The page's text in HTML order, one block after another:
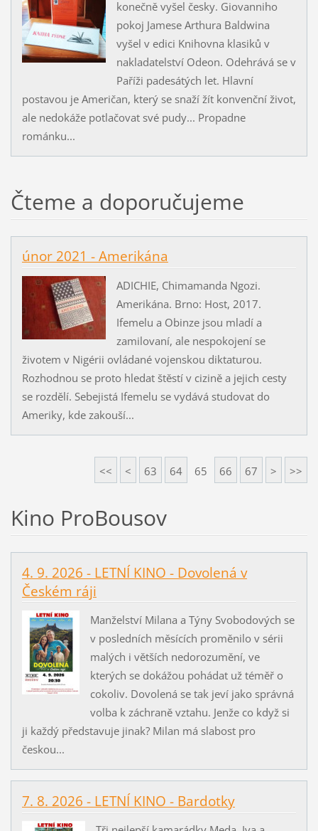
konečně vyšel česky. Giovanniho
pokoj Jamese Arthura Baldwina
vyšel v edici Knihovna klasiků v
nakladatelství Odeon. Odehrává se v
Paříži padesátých let. Hlavní
postavou je Američan, který se snaží žít konvenční život,
ale nedokáže potlačovat své pudy... Propadne
románku...
Čteme a doporučujeme
únor 2021 - Amerikána
ADICHIE, Chimamanda Ngozi.
Amerikána. Brno: Host, 2017.
Ifemelu a Obinze jsou mladí a
zamilovaní, ale nespokojení se
životem v Nigérii ovládané vojenskou diktaturou.
Rozhodnou se proto hledat štěstí v cizině a jejich cesty
se rozdělí. Sebejistá Ifemelu se vydává studovat do
Ameriky, kde zakouší...
<< < 63 64 65 66 67 > >>
Kino ProBousov
4. 9. 2026 - LETNÍ KINO - Dovolená v
Českém ráji
Manželství Milana a Týny Svobodových se
v posledních měsících proměnilo v sérii
malých i větších nedorozumění, ve
kterých se dokážou pohádat už téměř o
cokoliv. Dovolená se tak jeví jako správná
volba k záchraně vztahu. Jenže co když si
ji každý představuje jinak? Milan má slabost pro
českou...
7. 8. 2026 - LETNÍ KINO - Bardotky